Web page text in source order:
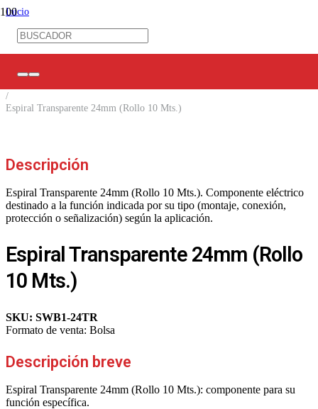
Inicio
Ferretería Eléctrica
/
Espiral Transparente 24mm (Rollo 10 Mts.)
Descripción
Espiral Transparente 24mm (Rollo 10 Mts.). Componente eléctrico
destinado a la función indicada por su tipo (montaje, conexión,
protección o señalización) según la aplicación.
Espiral Transparente 24mm (Rollo
10 Mts.)
SKU: SWB1-24TR
Formato de venta: Bolsa
Descripción breve
Espiral Transparente 24mm (Rollo 10 Mts.): componente para su
función específica.